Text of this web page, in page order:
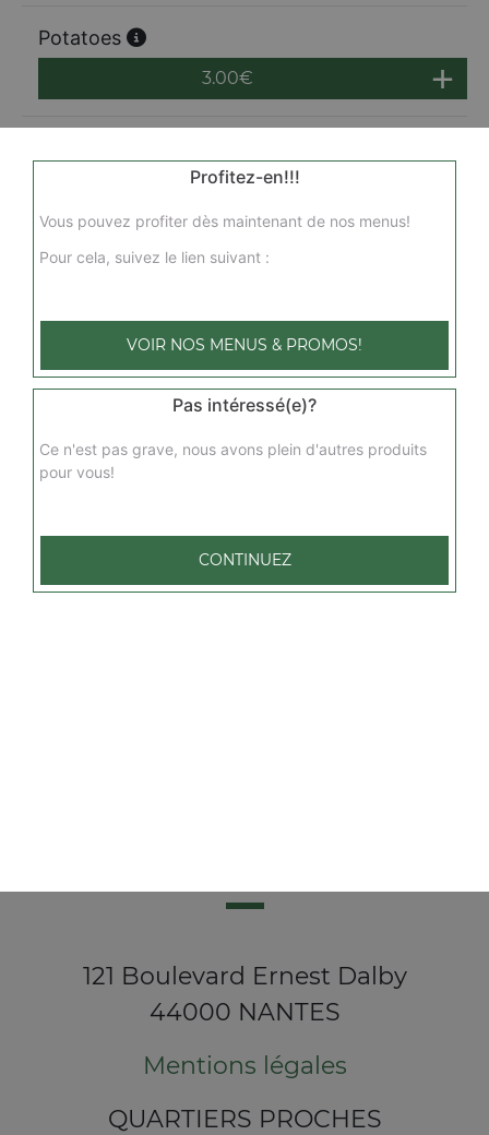
Potatoes
3.00€
121 Boulevard Ernest Dalby
44000 NANTES
Mentions légales
QUARTIERS PROCHES
Profitez-en!!!
Vous pouvez profiter dès maintenant de nos menus!
Pour cela, suivez le lien suivant :
VOIR NOS MENUS & PROMOS!
Pas intéressé(e)?
Ce n'est pas grave, nous avons plein d'autres produits
pour vous!
CONTINUEZ